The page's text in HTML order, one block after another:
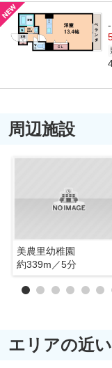
-
周辺施設
美農里幼稚園
約339m／5分
エリアの近